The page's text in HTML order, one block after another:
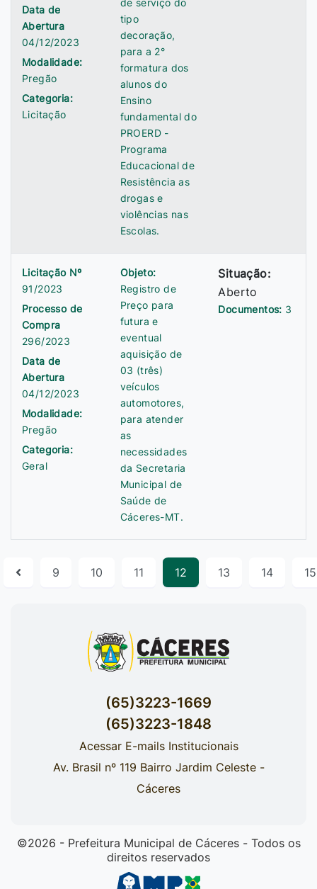
Data de
Abertura
04/12/2023
Modalidade:
Pregão
Categoria:
Licitação
de serviço do
tipo
decoração,
para a 2°
formatura dos
alunos do
Ensino
fundamental do
PROERD -
Programa
Educacional de
Resistência as
drogas e
violências nas
Escolas.
Licitação Nº
91/2023
Processo de
Compra
296/2023
Data de
Abertura
04/12/2023
Modalidade:
Pregão
Categoria:
Geral
Objeto:
Registro de
Preço para
futura e
eventual
aquisição de
03 (três)
veículos
automotores,
para atender
as
necessidades
da Secretaria
Municipal de
Saúde de
Cáceres-MT.
Situação:
Aberto
Documentos: 3
9 10 11 12 13 14 15
(65)3223-1669
(65)3223-1848
Acessar E-mails Institucionais
Av. Brasil nº 119 Bairro Jardim Celeste -
Cáceres
©2026 - Prefeitura Municipal de Cáceres - Todos os
direitos reservados